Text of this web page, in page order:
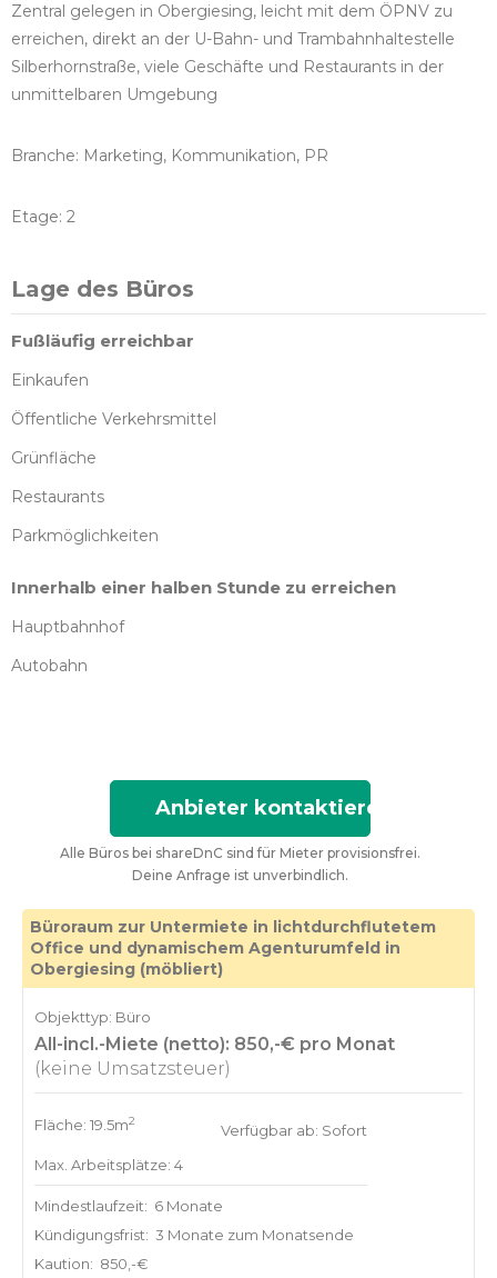
Zentral gelegen in Obergiesing, leicht mit dem ÖPNV zu
erreichen, direkt an der U-Bahn- und Trambahnhaltestelle
Silberhornstraße, viele Geschäfte und Restaurants in der
unmittelbaren Umgebung
Branche: Marketing, Kommunikation, PR
Etage: 2
Lage des Büros
Fußläufig erreichbar
Einkaufen
Öffentliche Verkehrsmittel
Grünfläche
Restaurants
Parkmöglichkeiten
Innerhalb einer halben Stunde zu erreichen
Hauptbahnhof
Autobahn
Anbieter kontaktieren
Alle Büros bei shareDnC sind für Mieter provisionsfrei.
Deine Anfrage ist unverbindlich.
Büroraum zur Untermiete in lichtdurchflutetem
Office und dynamischem Agenturumfeld in
Obergiesing (möbliert)
Objekttyp: Büro
All-incl.-Miete (netto): 850,-€ pro Monat
(keine Umsatzsteuer)
Fläche: 19.5m2
Max. Arbeitsplätze: 4
Verfügbar ab: Sofort
Mindestlaufzeit: 6 Monate
Kündigungsfrist: 3 Monate zum Monatsende
Kaution: 850,-€